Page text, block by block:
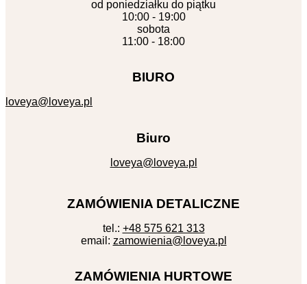
od poniedziałku do piątku
10:00 - 19:00
sobota
11:00 - 18:00
BIURO
loveya@loveya.pl
Biuro
loveya@loveya.pl
ZAMÓWIENIA DETALICZNE
tel.: +48 575 621 313
email: zamowienia@loveya.pl
ZAMÓWIENIA HURTOWE